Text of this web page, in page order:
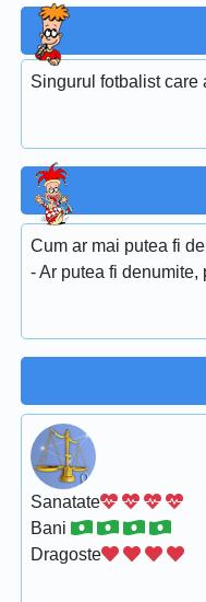
Singurul fotbalist care
Cum ar mai putea fi
- Ar putea fi denumite,
Sanatate
Bani
Dragoste